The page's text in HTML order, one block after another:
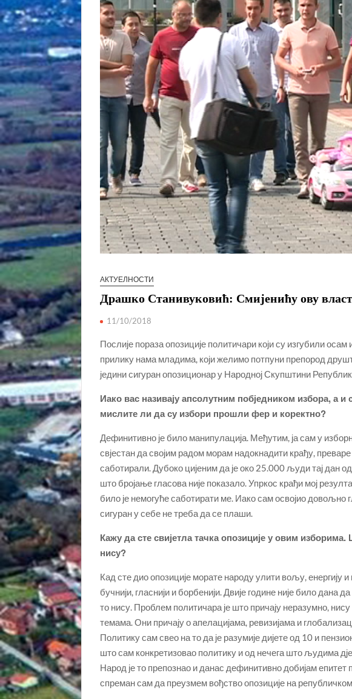
АКТУЕЛНОСТИ
Драшко Станивуковић: Смијенићу ову
11/10/2018
Послије пораза опозиције политичари који су изгубили
прилику нама младима, који желимо потпуни препород
једини сигуран опозиционар у Народној Скупштини
Иако вас називају апсолутним побједником избора, а
мислите ли да су избори прошли фер и коректно?
Дефинитивно је било манипулација. Међутим, ја сам у
свјестан да својим радом морам надокнадити крађу,
саботирали. Дубоко цијеним да је око 25.000 људи тај дан
што бројање гласова није показало. Упркос крађи мој
било је немогуће саботирати ме. Иако сам освојио довољно
сигуран у себе не треба да се плаши.
Кажу да сте свијетла тачка опозиције у овим
нису?
Кад сте дио опозиције морате народу улити вољу,
бучнији, гласнији и борбенији. Двије године није било
то нису. Проблем политичара је што причају неразумно,
темама. Они причају о апелацијама, ревизијама и
Политику сам свео на то да је разумије дијете од 10 и
што сам конкретизовао политику и од нечега што људима
Народ је то препознао и данас дефинитивно добијам епитет
спреман сам да преузмем вођство опозиције на